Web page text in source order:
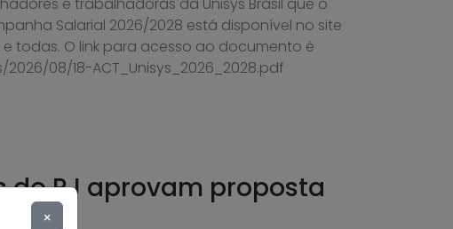
Salarial 2026/2028 está disponível no site
todas. O link para acesso ao documento é
08/18-ACT_Unisys_2026_2028.pdf
RJ aprovam proposta
×